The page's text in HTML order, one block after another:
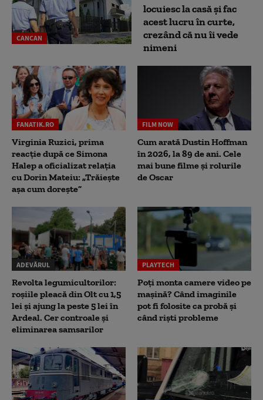
CANCAN
locuiesc la casă și fac
acest lucru în curte,
crezând că nu îi vede
nimeni
FANATIK.RO
Virginia Ruzici, prima
reacție după ce Simona
Halep a oficializat relația
cu Dorin Mateiu: „Trăiește
așa cum dorește”
FILM NOW
Cum arată Dustin Hoffman
în 2026, la 89 de ani. Cele
mai bune filme și rolurile
de Oscar
ADEVĂRUL
Revolta legumicultorilor:
roșiile pleacă din Olt cu 1,5
lei și ajung la peste 5 lei în
Ardeal. Cer controale și
eliminarea samsarilor
PLAYTECH
Poți monta camere video pe
mașină? Când imaginile
pot fi folosite ca probă și
când riști probleme